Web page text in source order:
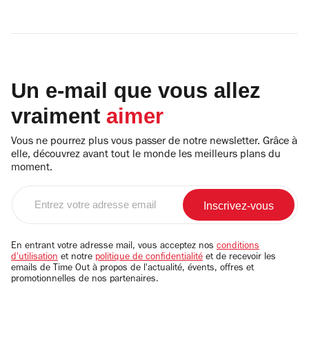
Un e-mail que vous allez
vraiment aimer
Vous ne pourrez plus vous passer de notre newsletter. Grâce à
elle, découvrez avant tout le monde les meilleurs plans du
moment.
email
En entrant votre adresse mail, vous acceptez nos conditions
d'utilisation et notre politique de confidentialité et de recevoir les
emails de Time Out à propos de l'actualité, évents, offres et
promotionnelles de nos partenaires.